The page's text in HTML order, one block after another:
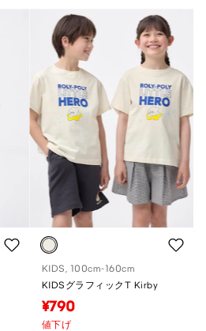
KIDS, 100cm-160cm
KIDSグラフィックT Kirby
¥790
値下げ